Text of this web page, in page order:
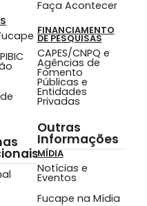
Faça Acontecer
FINANCIAMENTO
DE PESQUISAS
CAPES/CNPQ e
Agências de
Fomento
Públicas e
Entidades
Privadas
Outras
Informações
MÍDIA
Notícias e
Eventos
Fucape na Mídia